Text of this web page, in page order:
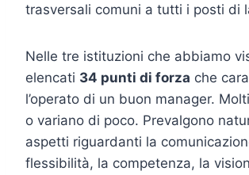
trasversali comuni a tutti i posti di
Nelle tre istituzioni che abbiamo
elencati 34 punti di forza che
l’operato di un buon manager.
o variano di poco. Prevalgono
aspetti riguardanti la
flessibilità, la competenza, la